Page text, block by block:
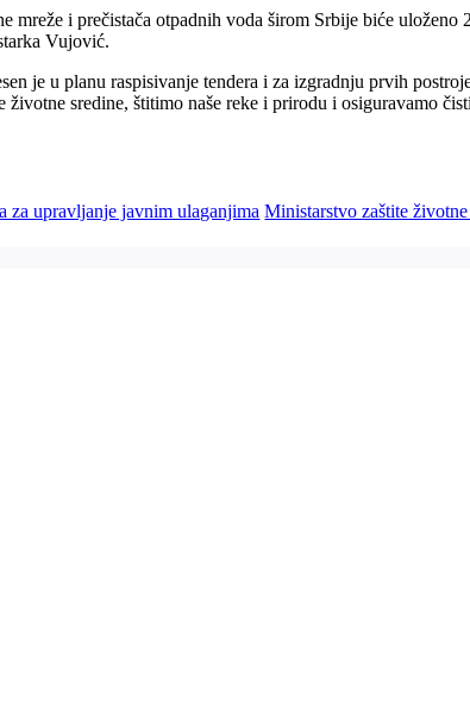
i prečistača otpadnih voda širom Srbije biće uloženo
Vujović.
je u planu raspisivanje tendera i za izgradnju prvih
sredine, štitimo naše reke i prirodu i osiguravamo
za upravljanje javnim ulaganjima Ministarstvo zaštite